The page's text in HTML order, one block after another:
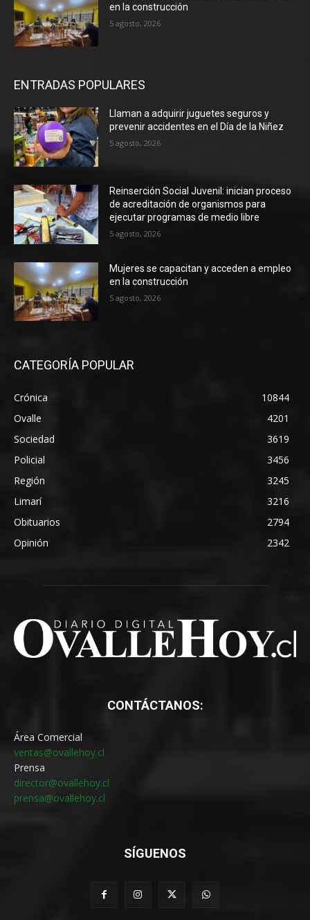
en la construcción
5 agosto, 2026
ENTRADAS POPULARES
Llaman a adquirir juguetes seguros y
prevenir accidentes en el Día de la Niñez
5 agosto, 2026
Reinserción Social Juvenil: inician proceso
de acreditación de organismos para
ejecutar programas de medio libre
5 agosto, 2026
Mujeres se capacitan y acceden a empleo
en la construcción
5 agosto, 2026
CATEGORÍA POPULAR
Crónica
10844
Ovalle
4201
Sociedad
3619
Policial
3456
Región
3245
Limarí
3216
Obituarios
2794
Opinión
2342
CONTÁCTANOS:
Área Comercial
ventas@ovallehoy.cl
Prensa
director@ovallehoy.cl
prensa@ovallehoy.cl
SÍGUENOS